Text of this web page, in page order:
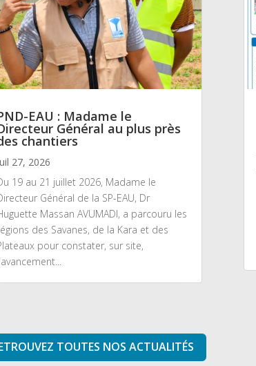
EAU : Madame le
Général au plus près
chantiers
27, 2026
19 au 21 juillet 2026, Madame le
Général de la SP-EAU, Dr
Massan AVUMADI, a parcouru les
des Savanes, de la Kara et des
pour constater, sur site,
TOUTES NOS ACTUALITÉS